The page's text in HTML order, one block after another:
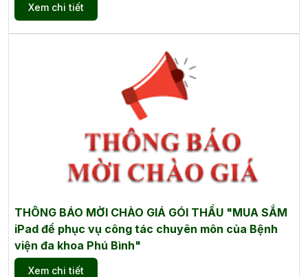
Xem chi tiết
THÔNG BÁO MỜI CHÀO GIÁ GÓI THẦU "MUA SẮM
iPad để phục vụ công tác chuyên môn của Bệnh
viện đa khoa Phú Bình"
Xem chi tiết